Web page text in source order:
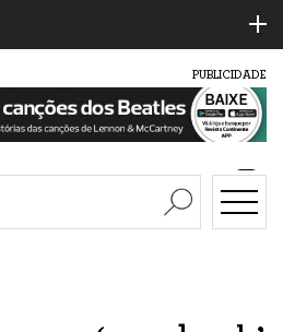
PUBLICIDADE